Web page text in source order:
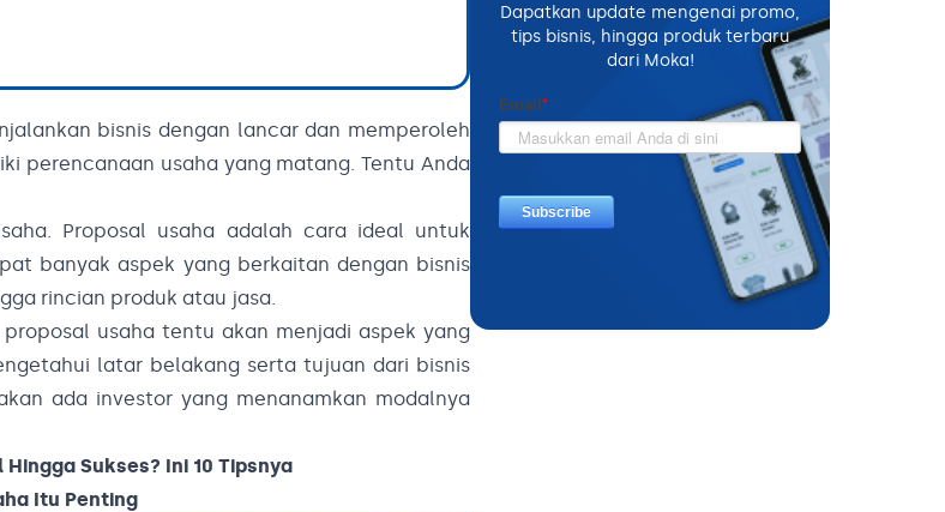
bisnis dengan lancar dan memperoleh
perencanaan usaha yang matang. Tentu Anda
Proposal usaha adalah cara ideal untuk
banyak aspek yang berkaitan dengan bisnis
rincian produk atau jasa.
usaha tentu akan menjadi aspek yang
latar belakang serta tujuan dari bisnis
ada investor yang menanamkan modalnya
Sukses? Ini 10 Tipsnya
Itu Penting
Dapatkan update mengenai promo,
tips bisnis, hingga produk terbaru
dari Moka!